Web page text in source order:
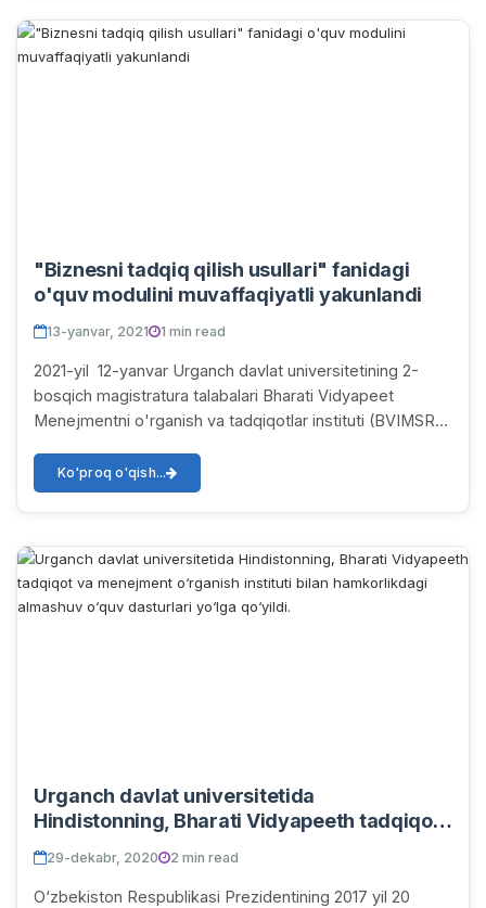
"Biznesni tadqiq qilish usullari" fanidagi
o'quv modulini muvaffaqiyatli yakunlandi
13-yanvar, 2021 1 min read
2021-yil 12-yanvar Urganch davlat universitetining 2-
bosqich magistratura talabalari Bharati Vidyapeet
Menejmentni o'rganish va tadqiqotlar instituti (BVIMSR),
Ko'proq o'qish...
Urganch davlat universitetida
Hindistonning, Bharati Vidyapeeth tadqiqot
va menejment о‘rganish instituti bilan
hamkorlikdagi almashuv о‘quv dasturlari
yо‘lga qо‘yildi.
29-dekabr, 2020 2 min read
О‘zbekiston Respublikasi Prezidentining 2017 yil 20